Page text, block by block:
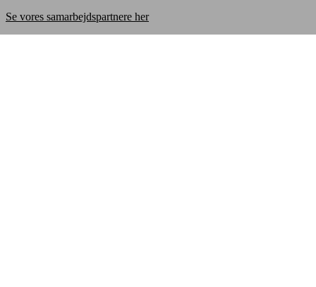
Se vores samarbejdspartnere her